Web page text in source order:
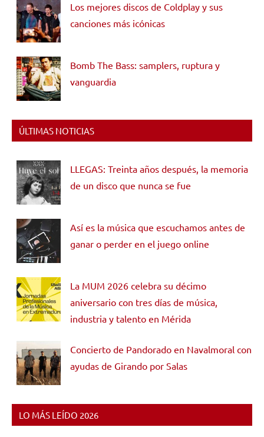
Los mejores discos de Coldplay y sus
canciones más icónicas
Bomb The Bass: samplers, ruptura y
vanguardia
ÚLTIMAS NOTICIAS
LLEGAS: Treinta años después, la memoria
de un disco que nunca se fue
Así es la música que escuchamos antes de
ganar o perder en el juego online
La MUM 2026 celebra su décimo
aniversario con tres días de música,
industria y talento en Mérida
Concierto de Pandorado en Navalmoral con
ayudas de Girando por Salas
LO MÁS LEÍDO 2026